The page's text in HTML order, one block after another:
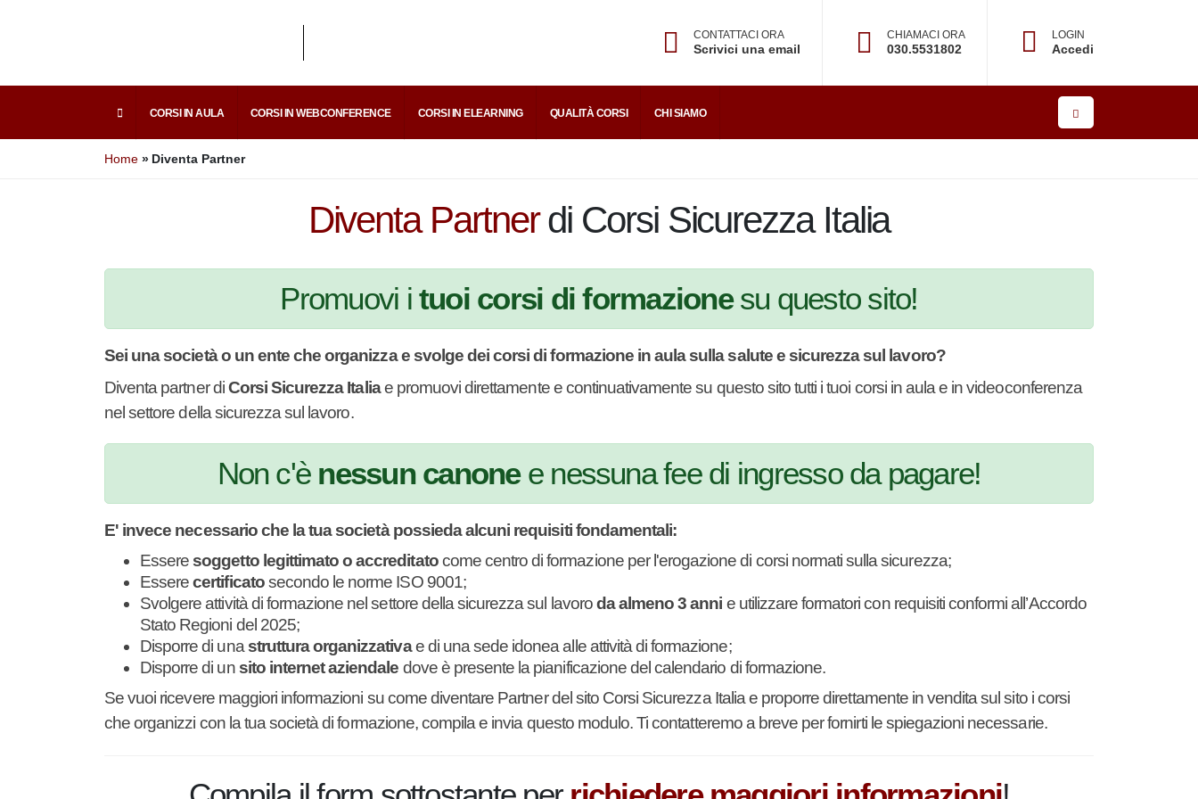
CONTATTACI ORA
Scrivici una email
CHIAMACI ORA
030.5531802
LOGIN
Accedi
CORSI IN AULA CORSI IN WEBCONFERENCE CORSI IN ELEARNING QUALITÀ CORSI
Home Diventa Partner
×
Inserisci l'indirizzo Email associato al tuo account per ricevere
INVIA
TORNA AL LOGIN
Diventa Partnerdi Corsi Sicurezza Italia
Promuovi ituoi corsi di formazionesu questo sito!
Sei una società o un ente che organizza e svolge dei corsi di formazione in aula sulla salute e sicurezza sul lavoro?
Diventa partner diCorsi Sicurezza Italiae promuovi direttamente e continuativamente su questo sito tutti i tuoi corsi in aula e in
videoconferenza nel settore della sicurezza sul lavoro.
Non c'ènessun canonee nessuna fee di ingresso da pagare!
E' invece necessario che la tua società possieda alcuni requisiti fondamentali:
Esseresoggetto legittimato o accreditatocome centro di formazione per l'erogazione di corsi normati sulla sicurezza;
Esserecertificatosecondo le norme ISO 9001;
Svolgere attività di formazione nel settore della sicurezza sul lavoroda almeno 3 annie utilizzare formatori con requisiti conformi
all’Accordo Stato Regioni del 2025;
Disporre di unastruttura organizzativae di una sede idonea alle attività di formazione;
Disporre di unsito internet aziendaledove è presente la pianificazione del calendario di formazione.
Se vuoi ricevere maggiori informazioni su come diventare Partner del sito Corsi Sicurezza Italia e proporre direttamente in vendita sul sito i
corsi che organizzi con la tua società di formazione, compila e invia questo modulo. Ti contatteremo a breve per fornirti le spiegazioni